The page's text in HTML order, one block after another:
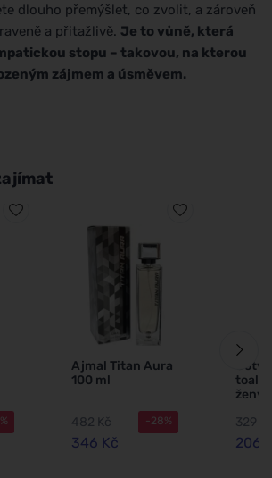
dlouho přemýšlet, co zvolit, a zároveň
a přitažlivě. Je to vůně, která
stopu – takovou, na kterou
zájmem a úsměvem.
Ajmal Titan Aura
100 ml
482 Kč
346 Kč
-28%
Coty
ženy
329
206